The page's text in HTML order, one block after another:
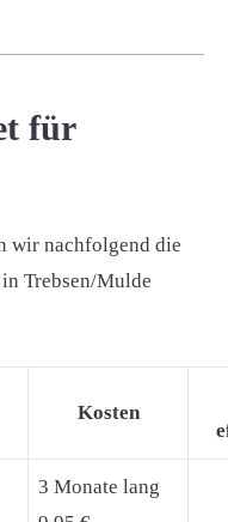
für
wir nachfolgend die
Trebsen/Mulde
Kosten
3 Monate lang